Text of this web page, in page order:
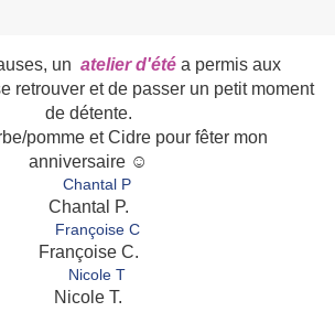
un atelier d'étéa permis aux
retrouver et de passer un petit moment
de détente.
pomme et Cidre pour fêter mon
anniversaire ☺
Chantal P.
Françoise C.
Nicole T.